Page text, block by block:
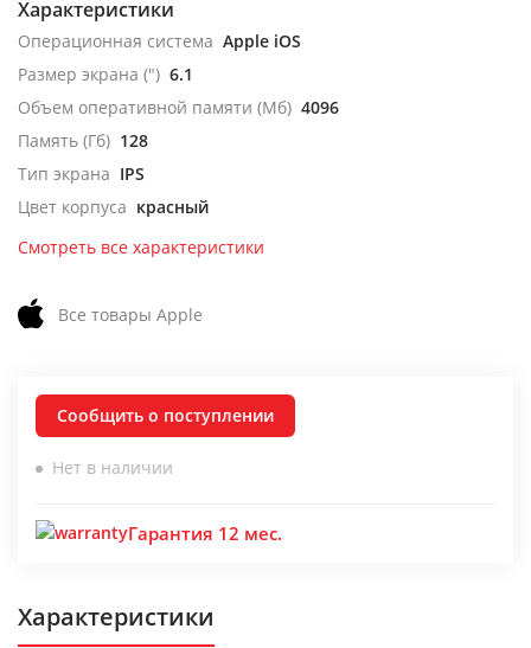
Характеристики
Операционная система Apple iOS
Размер экрана (") 6.1
Объем оперативной памяти (Мб) 4096
Память (Гб) 128
Тип экрана IPS
Цвет корпуса красный
Смотреть все характеристики
Все товары Apple
Сообщить о поступлении
Нет в наличии
Гарантия 12 мес.
Характеристики